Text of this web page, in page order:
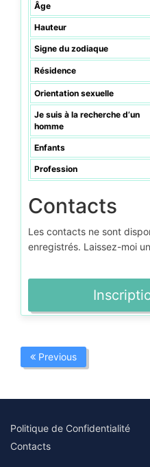
Âge
Hauteur
Signe du zodiaque
Résidence
Orientation sexuelle
Je suis à la recherche d’un
homme
Enfants
Profession
Contacts
Les contacts ne sont
enregistrés. Laissez-moi
Previous
Politique de Confidentialité
Contacts